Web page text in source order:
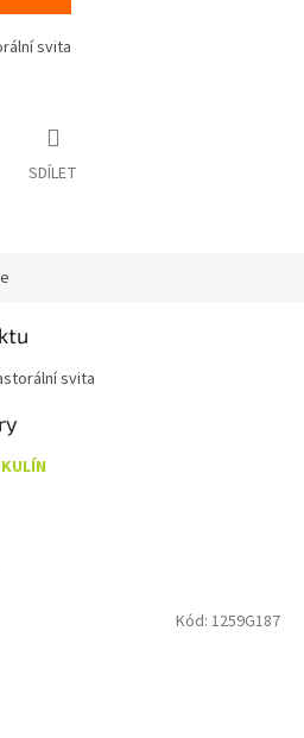
svita
SDÍLET
svita
Kód: 1259G187